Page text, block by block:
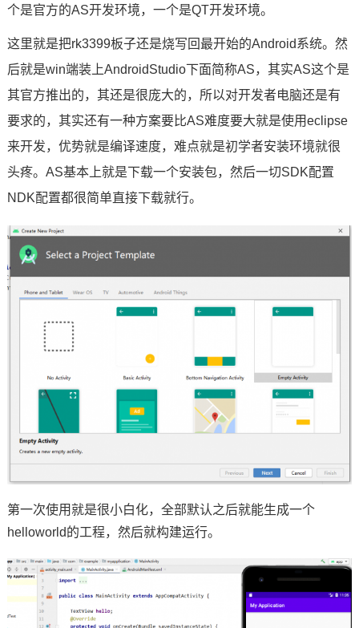
个是官方的AS开发环境，一个是QT开发环境。
这里就是把rk3399板子还是烧写回最开始的Android系统。然
后就是win端装上AndroidStudio下面简称AS，其实AS这个是
其官方推出的，其还是很庞大的，所以对开发者电脑还是有
要求的，其实还有一种方案要比AS难度要大就是使用eclipse
来开发，优势就是编译速度，难点就是初学者安装环境就很
头疼。AS基本上就是下载一个安装包，然后一切SDK配置
NDK配置都很简单直接下载就行。
第一次使用就是很小白化，全部默认之后就能生成一个
helloworld的工程，然后就构建运行。